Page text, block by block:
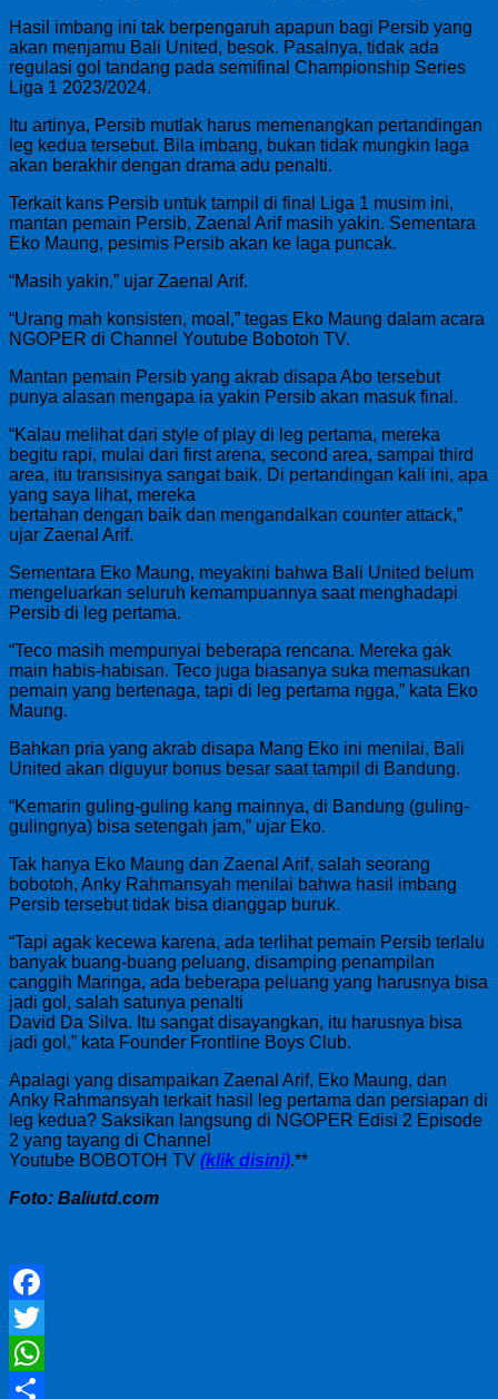
Hasil imbang ini tak berpengaruh apapun bagi Persib yang
akan menjamu Bali United, besok. Pasalnya, tidak ada
regulasi gol tandang pada semifinal Championship Series
Liga 1 2023/2024.
Itu artinya, Persib mutlak harus memenangkan pertandingan
leg kedua tersebut. Bila imbang, bukan tidak mungkin laga
akan berakhir dengan drama adu penalti.
Terkait kans Persib untuk tampil di final Liga 1 musim ini,
mantan pemain Persib, Zaenal Arif masih yakin. Sementara
Eko Maung, pesimis Persib akan ke laga puncak.
“Masih yakin,” ujar Zaenal Arif.
“Urang mah konsisten, moal,” tegas Eko Maung dalam acara
NGOPER di Channel Youtube Bobotoh TV.
Mantan pemain Persib yang akrab disapa Abo tersebut
punya alasan mengapa ia yakin Persib akan masuk final.
“Kalau melihat dari style of play di leg pertama, mereka
begitu rapi, mulai dari first arena, second area, sampai third
area, itu transisinya sangat baik. Di pertandingan kali ini, apa
yang saya lihat, mereka
bertahan dengan baik dan mengandalkan counter attack,”
ujar Zaenal Arif.
Sementara Eko Maung, meyakini bahwa Bali United belum
mengeluarkan seluruh kemampuannya saat menghadapi
Persib di leg pertama.
“Teco masih mempunyai beberapa rencana. Mereka gak
main habis-habisan. Teco juga biasanya suka memasukan
pemain yang bertenaga, tapi di leg pertama ngga,” kata Eko
Maung.
Bahkan pria yang akrab disapa Mang Eko ini menilai, Bali
United akan diguyur bonus besar saat tampil di Bandung.
“Kemarin guling-guling kang mainnya, di Bandung (guling-
gulingnya) bisa setengah jam,” ujar Eko.
Tak hanya Eko Maung dan Zaenal Arif, salah seorang
bobotoh, Anky Rahmansyah menilai bahwa hasil imbang
Persib tersebut tidak bisa dianggap buruk.
“Tapi agak kecewa karena, ada terlihat pemain Persib terlalu
banyak buang-buang peluang, disamping penampilan
canggih Maringa, ada beberapa peluang yang harusnya bisa
jadi gol, salah satunya penalti
David Da Silva. Itu sangat disayangkan, itu harusnya bisa
jadi gol,” kata Founder Frontline Boys Club.
Apalagi yang disampaikan Zaenal Arif, Eko Maung, dan
Anky Rahmansyah terkait hasil leg pertama dan persiapan di
leg kedua? Saksikan langsung di NGOPER Edisi 2 Episode
2 yang tayang di Channel
Youtube BOBOTOH TV (klik disini).**
Foto: Baliutd.com
Facebook
Twitter
WhatsApp